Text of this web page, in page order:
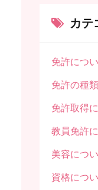
カテ
免許につ
免許の種類
免許取得
教員免許
美容につ
資格につ